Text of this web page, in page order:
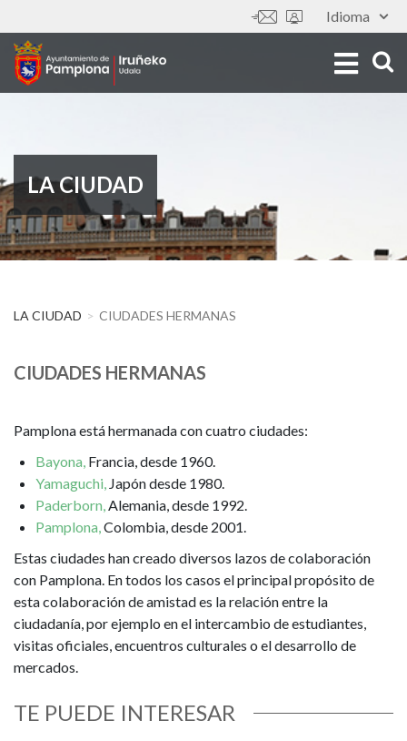
al
contenido
principal
Idioma
Tools
LA CIUDAD
LA CIUDAD CIUDADES HERMANAS
CIUDADES HERMANAS
Pamplona está hermanada con cuatro ciudades:
Bayona, Francia, desde 1960.
Yamaguchi, Japón desde 1980.
Paderborn,Alemania, desde 1992.
Pamplona,Colombia, desde 2001.
Estas ciudades han creado diversos lazos de colaboración
con Pamplona. En todos los casos el principal propósito de
esta colaboración de amistad es la relación entre la
ciudadanía, por ejemplo en el intercambio de estudiantes,
visitas oficiales, encuentros culturales o el desarrollo de
mercados.
TE PUEDE INTERESAR